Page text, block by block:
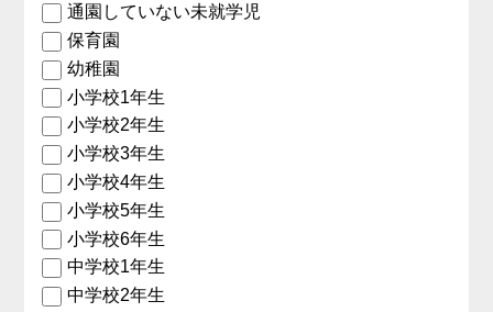
通園していない未就学児
保育園
幼稚園
小学校1年生
小学校2年生
小学校3年生
小学校4年生
小学校5年生
小学校6年生
中学校1年生
中学校2年生